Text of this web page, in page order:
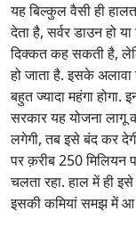
यह बिल्कुल वैसी ही
देता है, सर्वर डाउन हो
दिक्कत कह सकती है,
हो जाता है. इसके
बहुत ज्यादा महंगा
सरकार यह योजना
लगेगी, तब इसे बंद कर
पर क़रीब 250
चलता रहा. हाल में ही
इसकी कमियां समझ में